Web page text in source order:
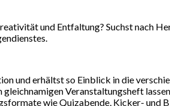
und Entfaltung? Suchst nach
und erhältst so Einblick in die
Veranstaltungsheft
wie Quizabende, Kicker- und